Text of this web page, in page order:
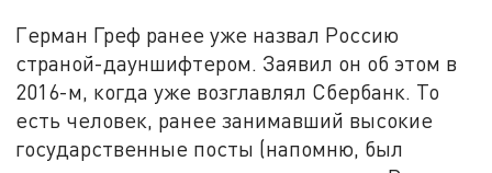
Герман Греф ранее уже назвал Россию
страной-дауншифтером. Заявил он об этом в
2016-м, когда уже возглавлял Сбербанк. То
есть человек, ранее занимавший высокие
государственные посты (напомню, был